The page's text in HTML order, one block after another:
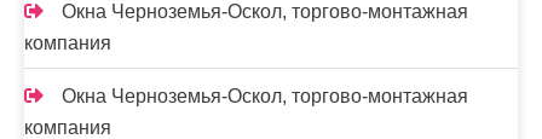
Окна Черноземья-Оскол, торгово-монтажная
компания
Окна Черноземья-Оскол, торгово-монтажная
компания